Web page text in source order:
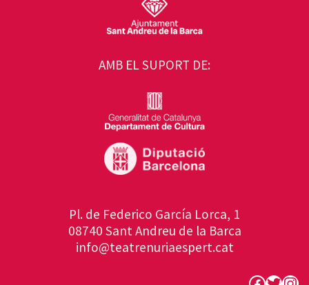
AMB EL SUPORT DE:
Pl. de Federico García Lorca, 1
08740 Sant Andreu de la Barca
info@teatrenuriaespert.cat